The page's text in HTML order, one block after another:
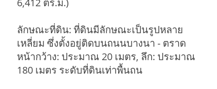
ลักษณะที่ดิน: ที่ดินมีลักษณะเป็นรูปหลาย
เหลี่ยม ซึ่งตั้งอยู่ติดบนถนนบางนา - ตราด
หน้ากว้าง: ประมาณ 20 เมตร, ลึก: ประมาณ
180 เมตร ระดับที่ดินเท่าพื้นถน